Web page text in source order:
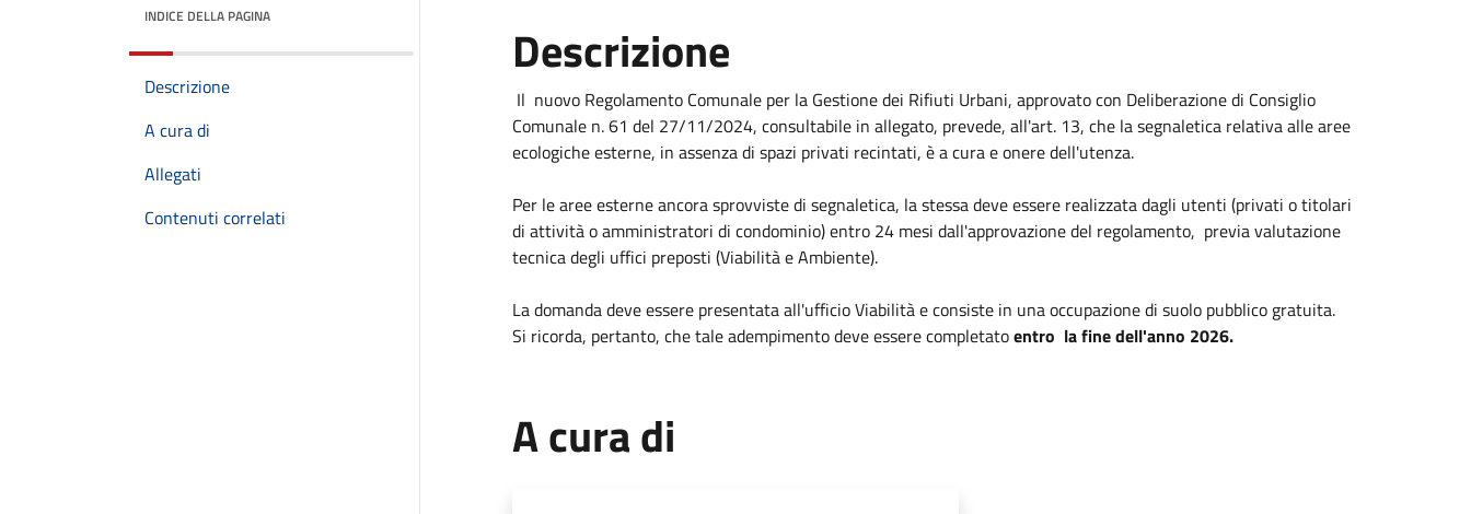
INDICE DELLA PAGINA
Descrizione
A cura di
Allegati
Contenuti correlati
Descrizione
Il nuovo Regolamento Comunale per la Gestione dei Rifiuti Urbani, approvato con Deliberazione di Consiglio
Comunale n. 61 del 27/11/2024, consultabile in allegato, prevede, all'art. 13, che la segnaletica relativa alle aree
ecologiche esterne, in assenza di spazi privati recintati, è a cura e onere dell'utenza.
Per le aree esterne ancora sprovviste di segnaletica, la stessa deve essere realizzata dagli utenti (privati o titolari
di attività o amministratori di condominio) entro 24 mesi dall'approvazione del regolamento, previa valutazione
tecnica degli uffici preposti (Viabilità e Ambiente).
La domanda deve essere presentata all'ufficio Viabilità e consiste in una occupazione di suolo pubblico gratuita.
Si ricorda, pertanto, che tale adempimento deve essere completatoentro la fine dell'anno 2026.
A cura di